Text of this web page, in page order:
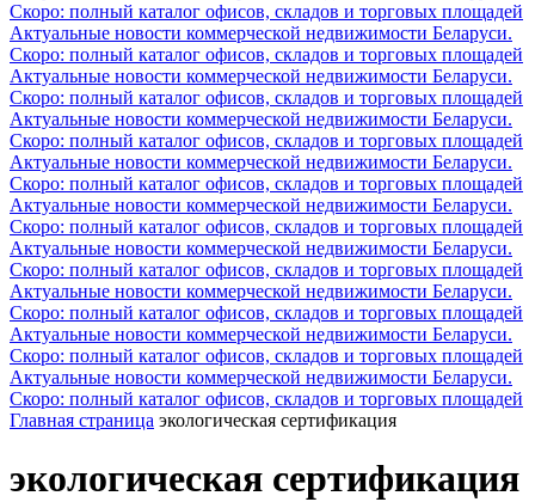
Скоро: полный каталог офисов, складов и торговых площадей
Актуальные новости коммерческой недвижимости Беларуси.
Скоро: полный каталог офисов, складов и торговых площадей
Актуальные новости коммерческой недвижимости Беларуси.
Скоро: полный каталог офисов, складов и торговых площадей
Актуальные новости коммерческой недвижимости Беларуси.
Скоро: полный каталог офисов, складов и торговых площадей
Актуальные новости коммерческой недвижимости Беларуси.
Скоро: полный каталог офисов, складов и торговых площадей
Актуальные новости коммерческой недвижимости Беларуси.
Скоро: полный каталог офисов, складов и торговых площадей
Актуальные новости коммерческой недвижимости Беларуси.
Скоро: полный каталог офисов, складов и торговых площадей
Актуальные новости коммерческой недвижимости Беларуси.
Скоро: полный каталог офисов, складов и торговых площадей
Актуальные новости коммерческой недвижимости Беларуси.
Скоро: полный каталог офисов, складов и торговых площадей
Актуальные новости коммерческой недвижимости Беларуси.
Скоро: полный каталог офисов, складов и торговых площадей
Главная страница экологическая сертификация
экологическая сертификация